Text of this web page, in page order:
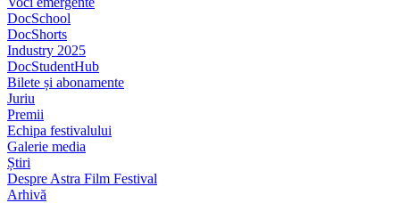
DocSchool
DocShorts
Industry 2025
DocStudentHub
Bilete și abonamente
Juriu
Premii
Echipa festivalului
Galerie media
Știri
Despre Astra Film Festival
Arhivă